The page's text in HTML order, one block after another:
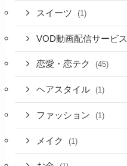
スイーツ (1)
VOD動画配信サービス
恋愛・恋テク (45)
ヘアスタイル (1)
ファッション (1)
メイク (1)